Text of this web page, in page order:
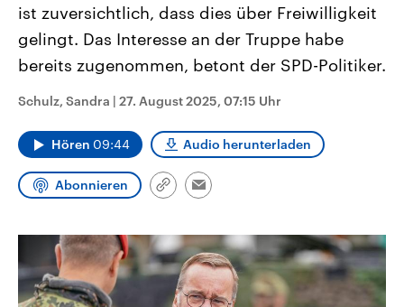
Landtagswahl Sachsen-Anhalt
2026
Alle Informationen
Sachsen-Anhalt wählt am 6.
September 2026 einen neuen
Bundesland von einer Koalition aus
CDU, SPD und FDP regiert.-
Wahlprogramme, aktuelle Berichte
und Hintergründe zu den Parteien
Wahl.
USA
Aktuelle Beiträge,
Hintergründe
Wirtschaftlich und
gehören die Vereinigten
mit großem Einfluss auf
aktuelle Weltgeschehen.
Sendungen Programm Podcasts
Audio-Archiv
ist zuversichtlich, dass dies über Freiwilligkeit
gelingt. Das Interesse an der Truppe habe
bereits zugenommen, betont der SPD-Politiker.
Schulz, Sandra | 27. August 2025, 07:15 Uhr
Hören 09:44 Audio herunterladen
Abonnieren
Link
Email